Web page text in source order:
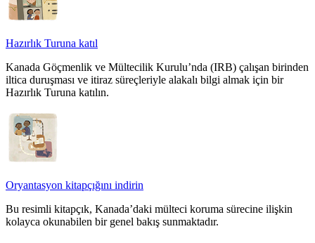
Hazırlık Turuna katıl
Kanada Göçmenlik ve Mültecilik Kurulu’nda (IRB) çalışan birinden
iltica duruşması ve itiraz süreçleriyle alakalı bilgi almak için bir
Hazırlık Turuna katılın.
Oryantasyon kitapçığını indirin
Bu resimli kitapçık, Kanada’daki mülteci koruma sürecine ilişkin
kolayca okunabilen bir genel bakış sunmaktadır.